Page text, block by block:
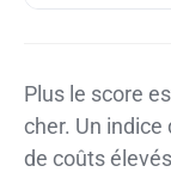
Plus le score
cher. Un indice
de coûts